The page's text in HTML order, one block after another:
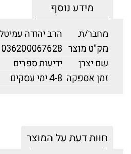
מידע נוסף
מחבר/ת
הרב יהודה
מק"ט מוצר 036200067628
שם יצרן
ידיעות ספרים
זמן אספקה 4-8 ימי עסקים
חוות דעת על המוצר